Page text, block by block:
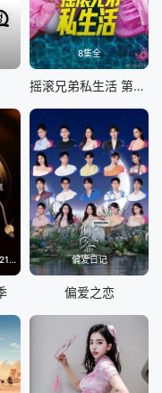
8集全
摇滚兄弟私生活 第二季
声生不息·华流季20260214(典藏版) 偏爱日记
偏爱之恋